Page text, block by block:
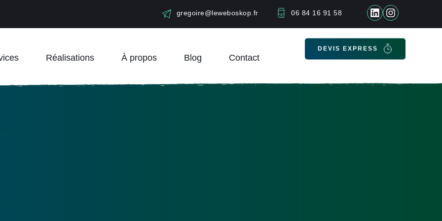
gregoire@leweboskop.fr 06 84 16 91 58
Réalisations À propos Blog Contact